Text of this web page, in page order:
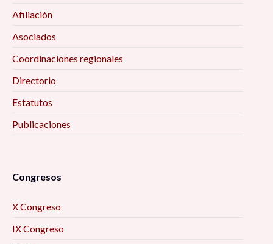
Afiliación
Asociados
Coordinaciones regionales
Directorio
Estatutos
Publicaciones
Congresos
X Congreso
IX Congreso